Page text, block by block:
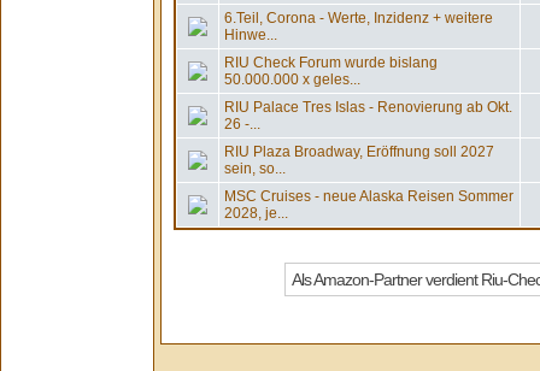
6.Teil, Corona - Werte, Inzidenz + weitere
Hinwe...
RIU Check Forum wurde bislang
50.000.000 x geles...
RIU Palace Tres Islas - Renovierung ab Okt.
26 -...
RIU Plaza Broadway, Eröffnung soll 2027
sein, so...
MSC Cruises - neue Alaska Reisen Sommer
2028, je...